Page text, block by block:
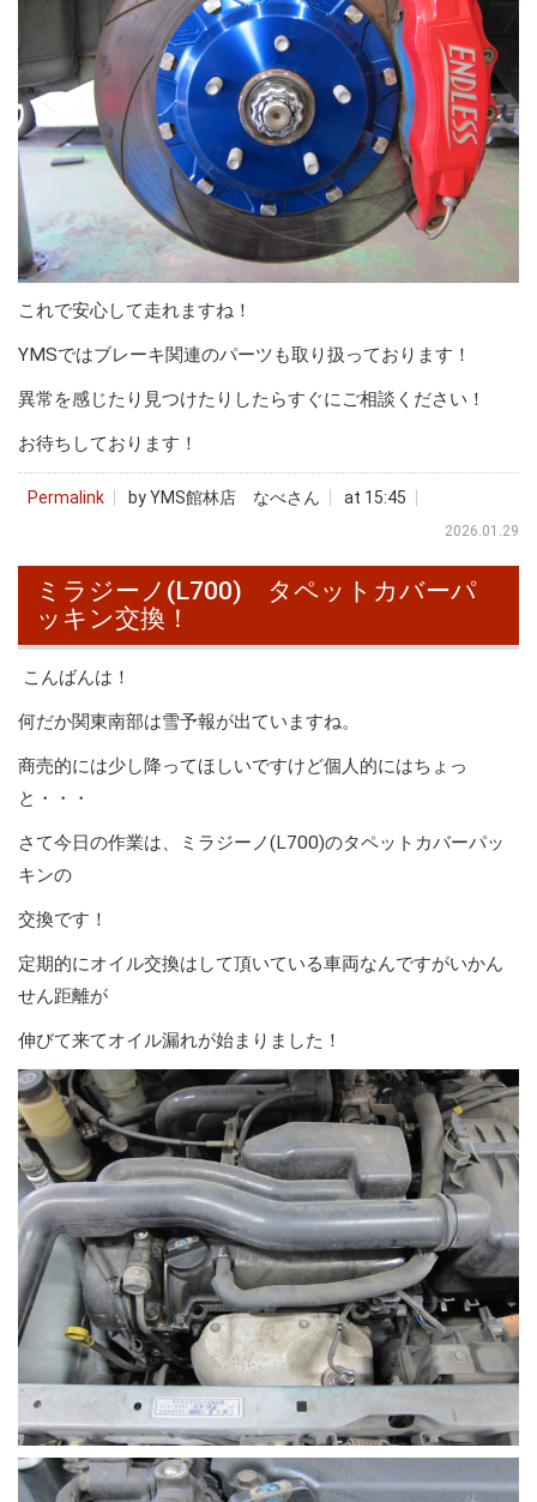
これで安心して走れますね！
YMSではブレーキ関連のパーツも取り扱っております！
異常を感じたり見つけたりしたらすぐにご相談ください！
お待ちしております！
Permalink by YMS館林店 なべさん at 15:45
2026.01.29
ミラジーノ(L700) タペットカバーパ
ッキン交換！
こんばんは！
何だか関東南部は雪予報が出ていますね。
商売的には少し降ってほしいですけど個人的にはちょっ
と・・・
さて今日の作業は、ミラジーノ(L700)のタペットカバーパッ
キンの
交換です！
定期的にオイル交換はして頂いている車両なんですがいかん
せん距離が
伸びて来てオイル漏れが始まりました！